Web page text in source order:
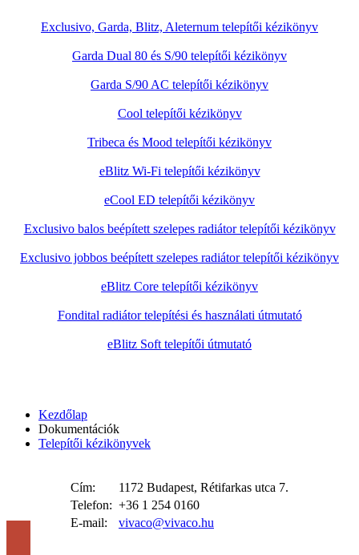
Exclusivo, Garda, Blitz, Aleternum telepítői kézikönyv
Garda Dual 80 és S/90 telepítői kézikönyv
Garda S/90 AC telepítői kézikönyv
Cool telepítői kézikönyv
Tribeca és Mood telepítői kézikönyv
eBlitz Wi-Fi telepítői kézikönyv
eCool ED telepítői kézikönyv
Exclusivo balos beépített szelepes radiátor telepítői kézikönyv
Exclusivo jobbos beépített szelepes radiátor telepítői kézikönyv
eBlitz Core telepítői kézikönyv
Fondital radiátor telepítési és használati útmutató
eBlitz Soft telepítői útmutató
Kezdőlap
Dokumentációk
Telepítői kézikönyvek
Cím:
1172 Budapest, Rétifarkas utca 7.
Telefon: +36 1 254 0160
E-mail:
vivaco@vivaco.hu